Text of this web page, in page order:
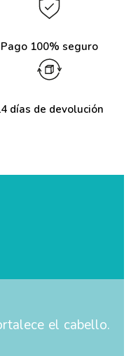
Pago 100% seguro
días de devolución
el cabello.